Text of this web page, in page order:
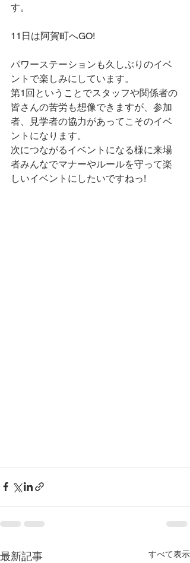
す。
11日は阿賀町へGO!
パワーステーションも久しぶりのイベ
ントで楽しみにしています。
第1回ということでスタッフや関係者の
皆さんの苦労も想像できますが、参加
者、見学者の協力があってこそのイベ
ントになります。
次につながるイベントになる様に来場
者みんなでマナーやルールを守って楽
しいイベントにしたいですねっ!
最新記事 すべて表示